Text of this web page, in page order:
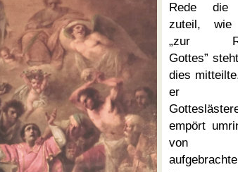
Rede die
zuteil, wie
zur
Gottes
dies
er
empört
von